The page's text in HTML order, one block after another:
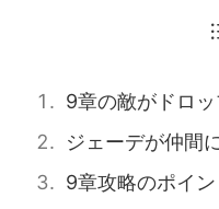
9章の敵がドロ
ジェーデが仲間
9章攻略のポイン